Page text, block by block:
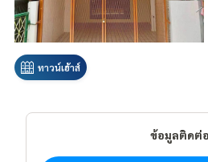
ทาวน์เฮ้าส์
ข้อมูลติดต่อ